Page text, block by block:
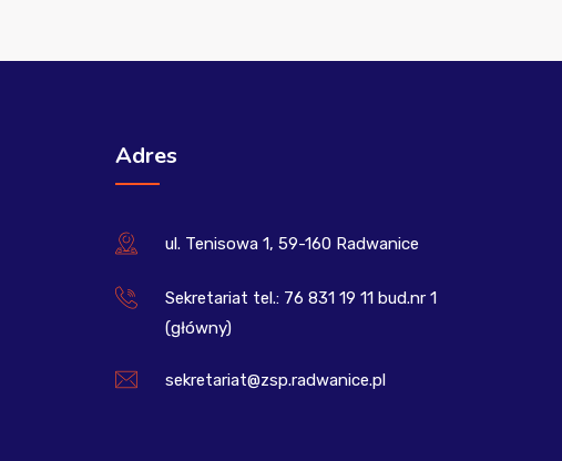
Adres
ul. Tenisowa 1, 59-160 Radwanice
Sekretariat tel.: 76 831 19 11 bud.nr 1
(główny)
sekretariat@zsp.radwanice.pl